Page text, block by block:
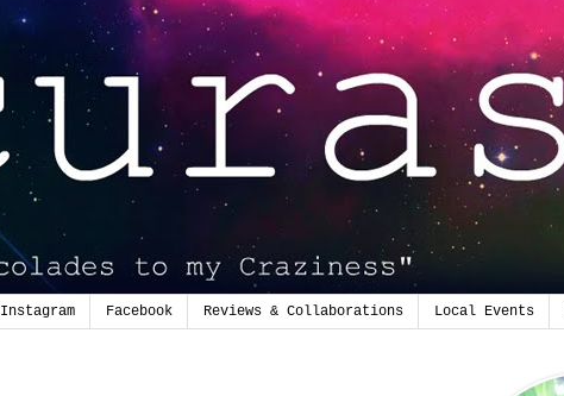
Instagram Facebook Reviews & Collaborations Local Events